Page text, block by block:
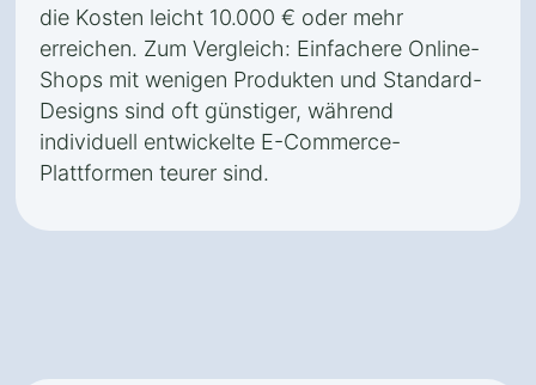
die Kosten leicht 10.000 € oder mehr
erreichen. Zum Vergleich: Einfachere Online-
Shops mit wenigen Produkten und Standard-
Designs sind oft günstiger, während
individuell entwickelte E-Commerce-
Plattformen teurer sind.